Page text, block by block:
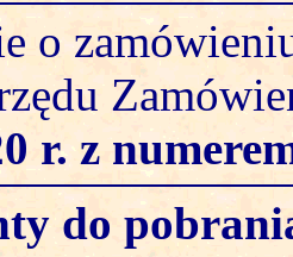
o
r. z
do